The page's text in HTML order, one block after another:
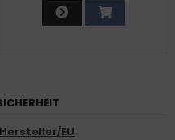
Hersteller/EU